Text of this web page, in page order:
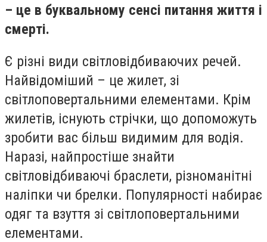
– це в буквальному сенсі питання життя і
смерті.
Є різні види світловідбиваючих речей.
Найвідоміший – це жилет, зі
світлоповертальними елементами. Крім
жилетів, існують стрічки, що допоможуть
зробити вас більш видимим для водія.
Наразі, найпростіше знайти
світловідбиваючі браслети, різноманітні
наліпки чи брелки. Популярності набирає
одяг та взуття зі світлоповертальними
елементами.